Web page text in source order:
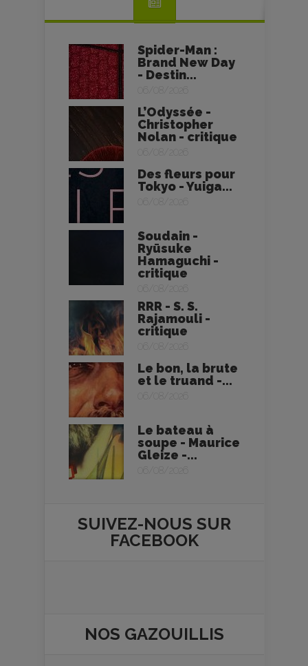
Spider-Man :
Brand New Day
- Destin...
06/08/2026
L’Odyssée -
Christopher
Nolan - critique
06/08/2026
Des fleurs pour
Tokyo - Yuiga...
06/08/2026
Soudain -
Ryūsuke
Hamaguchi -
critique
06/08/2026
RRR - S. S.
Rajamouli -
critique
06/08/2026
Le bon, la brute
et le truand -...
06/08/2026
Le bateau à
soupe - Maurice
Gleize -...
06/08/2026
SUIVEZ-NOUS SUR
FACEBOOK
NOS GAZOUILLIS